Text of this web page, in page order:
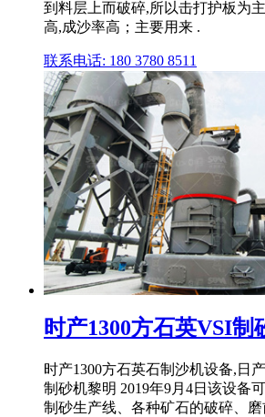
到料层上而破碎,所以击打护板为
高,成沙率高；主要用来 .
联系电话: 180 3780 8511
时产1300方石英VSI制
时产1300方石英石制沙机设备,日
制砂机黎明 2019年9月4日该设备
制砂生产线、各种矿石的破碎、